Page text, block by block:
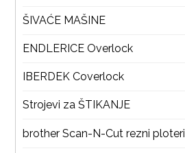
ŠIVAĆE MAŠINE
ENDLERICE Overlock
IBERDEK Coverlock
Strojevi za ŠTIKANJE
brother Scan-N-Cut rezni ploteri